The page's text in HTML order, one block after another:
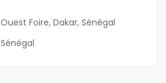
Ouest Foire, Dakar, Sénégal
Sénégal